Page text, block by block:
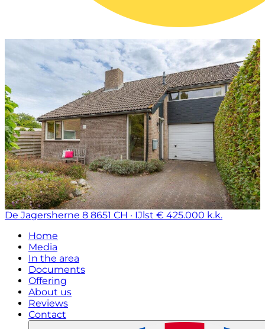
De Jagersherne 8 8651 CH · IJlst € 425.000 k.k.
Home
Media
In the area
Documents
Offering
About us
Reviews
Contact